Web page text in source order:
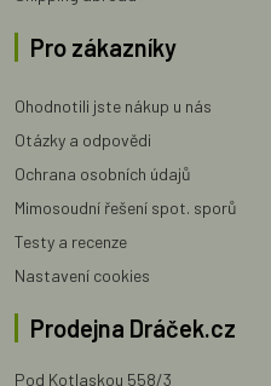
Pro zákazníky
Ohodnotili jste nákup u nás
Otázky a odpovědi
Ochrana osobních údajů
Mimosoudní řešení spot. sporů
Testy a recenze
Nastavení cookies
Prodejna Dráček.cz
Pod Kotlaskou 558/3